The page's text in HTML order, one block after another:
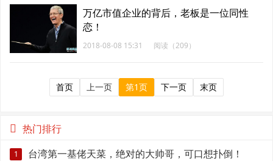
万亿市值企业的背后，老板是一位同性
恋！
2018-08-08 15:31 阅读（209）
首页 上一页 第1页 下一页 末页
热门排行
1 台湾第一基佬天菜，绝对的大帅哥，可口想扑倒！